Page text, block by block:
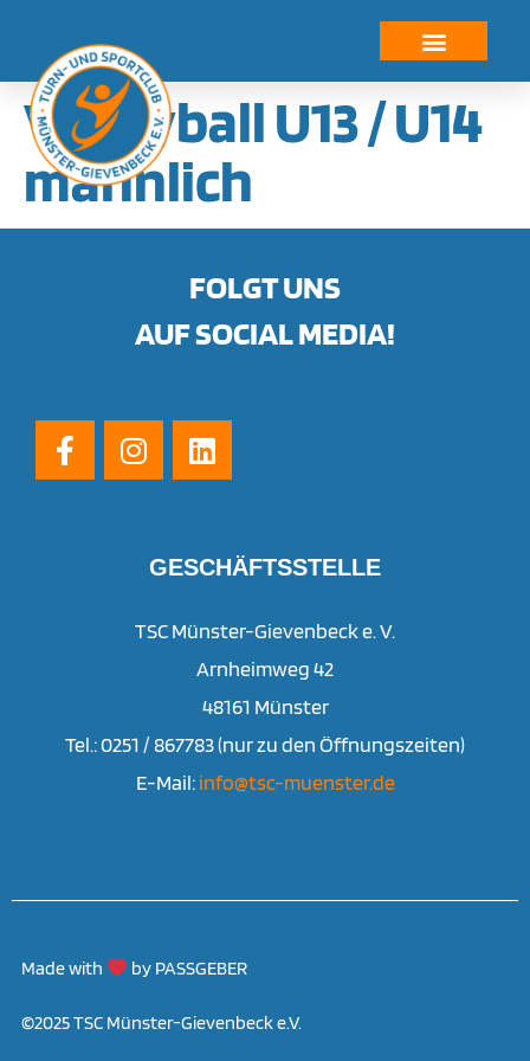
Volleyball U13 / U14
männlich
FOLGT UNS
AUF SOCIAL MEDIA!
GESCHÄFTSSTELLE
TSC Münster-Gievenbeck e. V.
Arnheimweg 42
48161 Münster
Tel.: 0251 / 867783 (nur zu den Öffnungszeiten)
E-Mail:info@tsc-muenster.de
Made with by PASSGEBER
©2025 TSC Münster-Gievenbeck e.V.